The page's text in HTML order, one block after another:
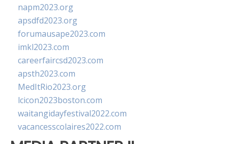
napm2023.org
apsdfd2023.org
forumausape2023.com
imkl2023.com
careerfaircsd2023.com
apsth2023.com
MedItRio2023.org
lcicon2023boston.com
waitangidayfestival2022.com
vacancesscolaires2022.com